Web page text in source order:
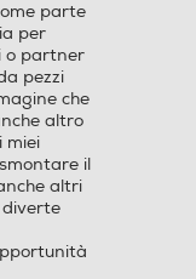
parte
per
o partner
pezzi
che
altro
miei
il
altri
diverte